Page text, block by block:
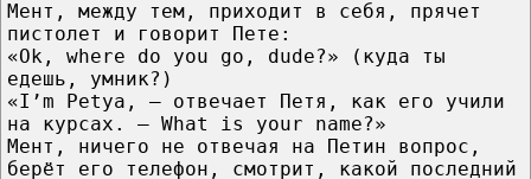
Мент, между тем, приходит в себя, прячет
пистолет и говорит Пете:
«Оk, where do you go, dude?» (куда ты
едешь, умник?)
«I’m Petya, – отвечает Петя, как его учили
на курсах. – What is your name?»
Мент, ничего не отвечая на Петин вопрос,
берёт его телефон, смотрит, какой последний